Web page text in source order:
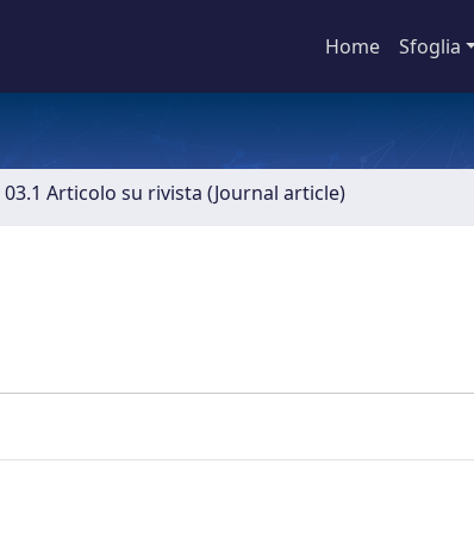
Home Sfoglia
03.1 Articolo su rivista (Journal article)